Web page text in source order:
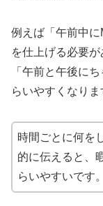
例えば「午前中
を仕上げる必要
「午前と午後に
らいやすくなりま
時間ごとに何を
的に伝えると、
らいやすいです。